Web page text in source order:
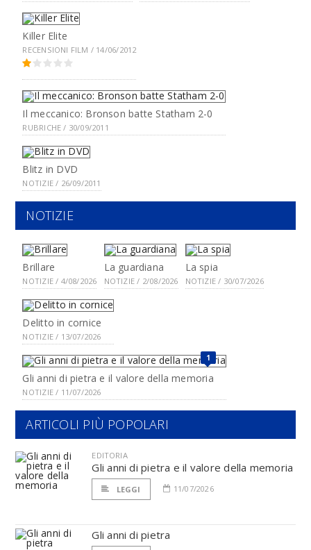
Killer Elite
RECENSIONI FILM / 14/06/2012
Il meccanico: Bronson batte Statham 2-0
RUBRICHE / 30/09/2011
Blitz in DVD
NOTIZIE / 26/09/2011
NOTIZIE
Brillare
NOTIZIE / 4/08/2026
La guardiana
NOTIZIE / 2/08/2026
La spia
NOTIZIE / 30/07/2026
Delitto in cornice
NOTIZIE / 13/07/2026
1
Gli anni di pietra e il valore della memoria
NOTIZIE / 11/07/2026
ARTICOLI PIÙ POPOLARI
EDITORIA
Gli anni di pietra e il valore della memoria
LEGGI 11/07/2026
Gli anni di pietra